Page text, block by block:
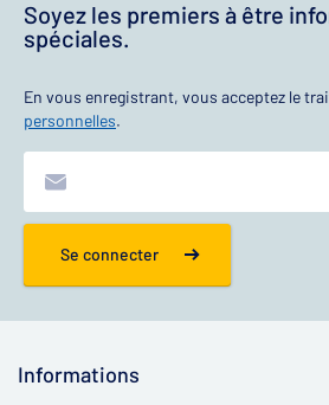
Soyez les premiers à être
spéciales.
En vous enregistrant, vous acceptez le
personnelles.
Se connecter
Informations